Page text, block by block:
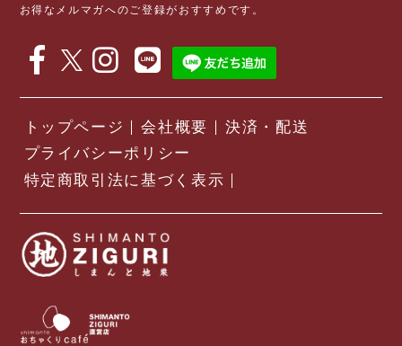
お得なメルマガへのご登録がおすすめです。
トップページ 会社概要
決済・配送
プライバシーポリシー
特定商取引法に基づく表示